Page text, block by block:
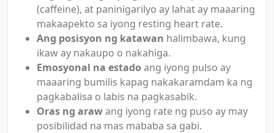
(caffeine), at paninigarilyo ay lahat ay maaaring
makaapekto sa iyong resting heart rate.
Ang posisyon ng katawan halimbawa, kung
ikaw ay nakaupo o nakahiga.
Emosyonal na estado ang iyong pulso ay
maaaring bumilis kapag nakakaramdam ka ng
pagkabalisa o labis na pagkasabik.
Oras ng arawang iyong rate ng puso ay may
posibilidad na mas mababa sa gabi.